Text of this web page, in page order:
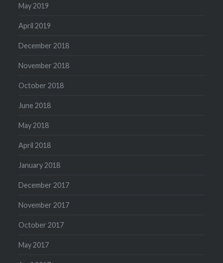
May 2019
April 2019
December 2018
November 2018
October 2018
June 2018
May 2018
April 2018
January 2018
December 2017
November 2017
October 2017
May 2017